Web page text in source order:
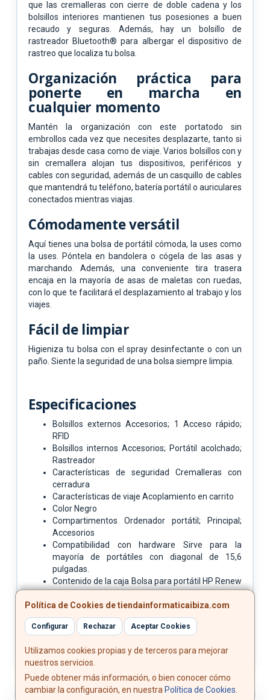
que las cremalleras con cierre de doble cadena y los
bolsillos interiores mantienen tus posesiones a buen
recaudo y seguras. Además, hay un bolsillo de
rastreador Bluetooth® para albergar el dispositivo de
rastreo que localiza tu bolsa.
Organización práctica para
ponerte en marcha en
cualquier momento
Mantén la organización con este portatodo sin
embrollos cada vez que necesites desplazarte, tanto si
trabajas desde casa como de viaje. Varios bolsillos con y
sin cremallera alojan tus dispositivos, periféricos y
cables con seguridad, además de un casquillo de cables
que mantendrá tu teléfono, batería portátil o auriculares
conectados mientras viajas.
Cómodamente versátil
Aquí tienes una bolsa de portátil cómoda, la uses como
la uses. Póntela en bandolera o cógela de las asas y
marchando. Además, una conveniente tira trasera
encaja en la mayoría de asas de maletas con ruedas,
con lo que te facilitará el desplazamiento al trabajo y los
viajes.
Fácil de limpiar
Higieniza tu bolsa con el spray desinfectante o con un
paño. Siente la seguridad de una bolsa siempre limpia.
Especificaciones
Bolsillos externos Accesorios; 1 Acceso rápido;
RFID
Bolsillos internos Accesorios; Portátil acolchado;
Rastreador
Características de seguridad Cremalleras con
cerradura
Características de viaje Acoplamiento en carrito
Color Negro
Compartimentos Ordenador portátil; Principal;
Accesorios
Compatibilidad con hardware Sirve para la
mayoría de portátiles con diagonal de 15,6
pulgadas.
Contenido de la caja Bolsa para portátil HP Renew
Business 15,6 pulgadas; Documentación
Sistema de cierre Cremallera
Tamaño de la pantalla (diagonal) 15.6"
Política de Cookies de tiendainformaticaibiza.com
Configurar Rechazar Aceptar Cookies
Utilizamos cookies propias y de terceros para mejorar
nuestros servicios.
Puede obtener más información, o bien conocer cómo
cambiar la configuración, en nuestra Política de Cookies